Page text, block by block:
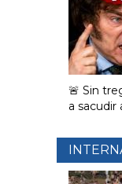
🚨 Sin
a sacudir